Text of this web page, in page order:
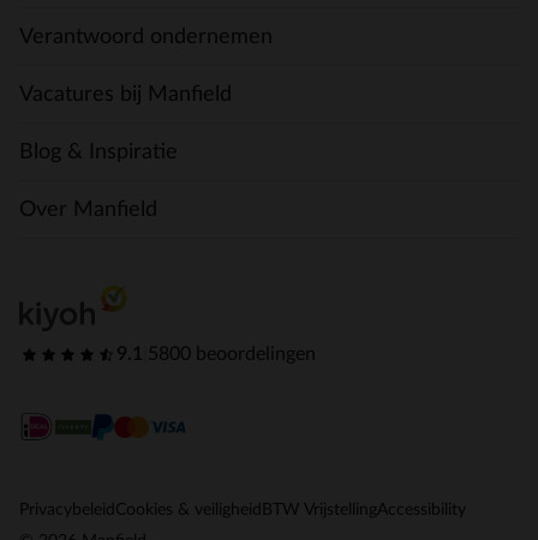
Verantwoord ondernemen
Vacatures bij Manfield
Blog & Inspiratie
Over Manfield
9.1 5800 beoordelingen
Privacybeleid Cookies & veiligheid BTW VrijstellingAccessibility